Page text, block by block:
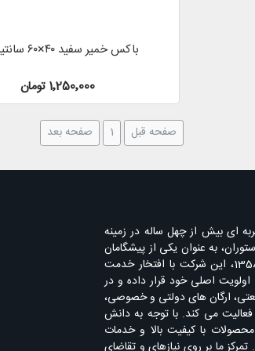
باکس خمیر سفید ۴۰×۶۰ سانتیمتری
1٬250٬000 تومان
صفحه قبل 1 صفحه بعد
ای بیش از چهل ساله در زمینه
به عنوان یکی از پیشگامان
در این حوزه فعالیت می کند. از سال 1358، این شرکت با افتخار خدمت
اولویت اصلی خود قرار داده و در
ارگان های دولتی و خصوصی،
می کند. با توجه به دانش
با کیفیت بالا و خدمات
ما بر روی نیازهای و تقاضای